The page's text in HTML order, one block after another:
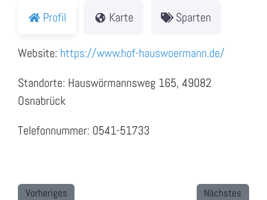
VERANSTALTUNGEN
KONTAKT
Profil Karte Sparten
Website: https://www.hof-hauswoermann.de/
Standorte: Hauswörmannsweg 165, 49082
Osnabrück
Telefonnummer: 0541-51733
Vorheriges Nächstes